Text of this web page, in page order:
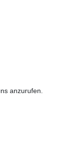
anzurufen.